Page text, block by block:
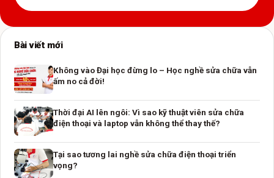
Bài viết mới
Không vào Đại học đừng lo – Học nghề sửa chữa vẫn
ấm no cả đời!
Thời đại AI lên ngôi: Vì sao kỹ thuật viên sửa chữa
điện thoại và laptop vẫn không thể thay thế?
Tại sao tương lai nghề sửa chữa điện thoại triển
vọng?